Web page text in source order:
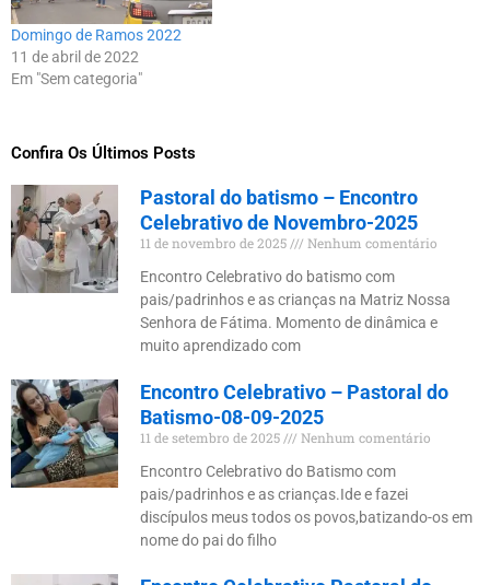
Domingo de Ramos 2022
11 de abril de 2022
Em "Sem categoria"
Confira Os Últimos Posts
Pastoral do batismo – Encontro
Celebrativo de Novembro-2025
11 de novembro de 2025
Nenhum comentário
Encontro Celebrativo do batismo com
pais/padrinhos e as crianças na Matriz Nossa
Senhora de Fátima. Momento de dinâmica e
muito aprendizado com
Encontro Celebrativo – Pastoral do
Batismo-08-09-2025
11 de setembro de 2025
Nenhum comentário
Encontro Celebrativo do Batismo com
pais/padrinhos e as crianças.Ide e fazei
discípulos meus todos os povos,batizando-os em
nome do pai do filho